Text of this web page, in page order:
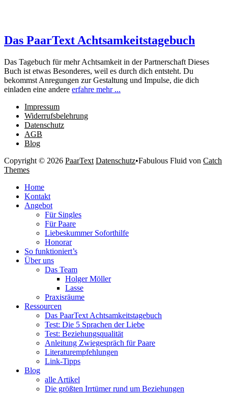
Das PaarText Achtsamkeitstagebuch
Das Tagebuch für mehr Achtsamkeit in der Partnerschaft Dieses
Buch ist etwas Besonderes, weil es durch dich entsteht. Du
bekommst Anregungen zur Gestaltung und Impulse, die dich
einladen eine andere erfahre mehr ...
Impressum
Widerrufsbelehrung
Datenschutz
AGB
Blog
Copyright © 2026 PaarText Datenschutz•Fabulous Fluid von Catch
Themes
oben
scrollen
Home
Kontakt
Angebot
Für Singles
Für Paare
Liebeskummer Soforthilfe
Honorar
So funktioniert’s
Über uns
Das Team
Holger Möller
Lasse
Praxisräume
Ressourcen
Das PaarText Achtsamkeitstagebuch
Test: Die 5 Sprachen der Liebe
Test: Beziehungsqualität
Anleitung Zwiegespräch für Paare
Literaturempfehlungen
Link-Tipps
Blog
alle Artikel
Die größten Irrtümer rund um Beziehungen